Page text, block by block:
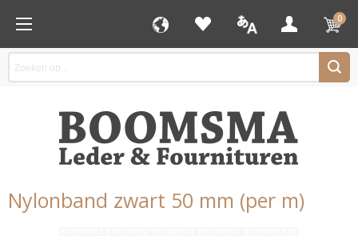
0
Nylonband zwart 50 mm (per m)